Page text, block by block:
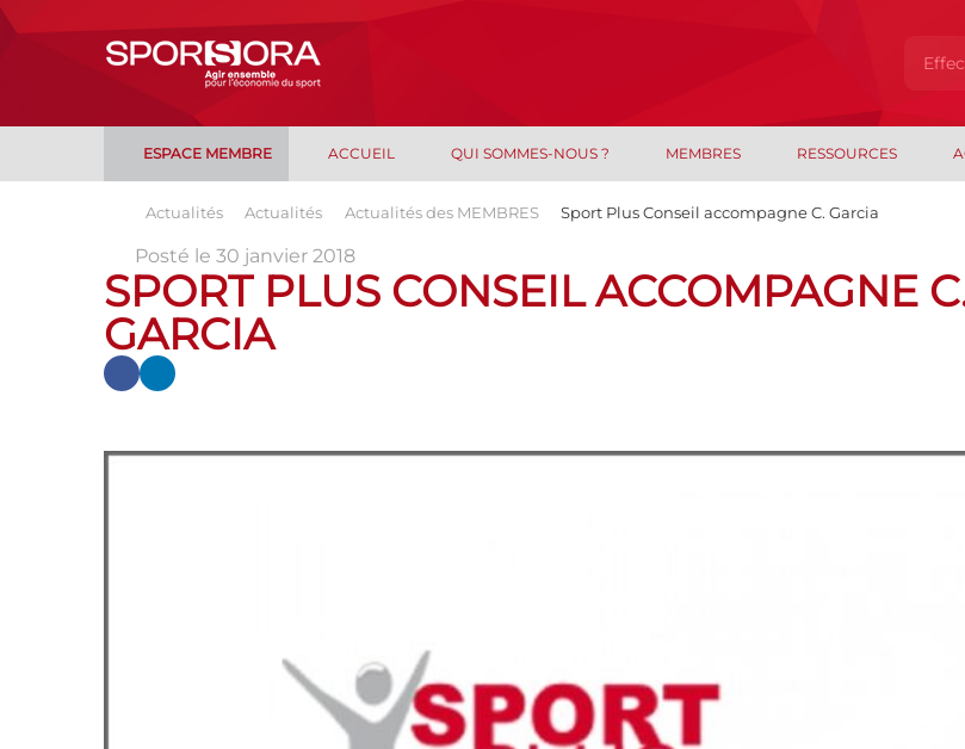
ESPACE MEMBRE ACCUEIL QUI SOMMES-NOUS ? MEMBRES RESSOURCES
Actualités Actualités Actualités des MEMBRES Sport Plus Conseil accompagne C. Garcia
Posté le 30 janvier 2018
SPORT PLUS CONSEIL ACCOMPAGNE
GARCIA